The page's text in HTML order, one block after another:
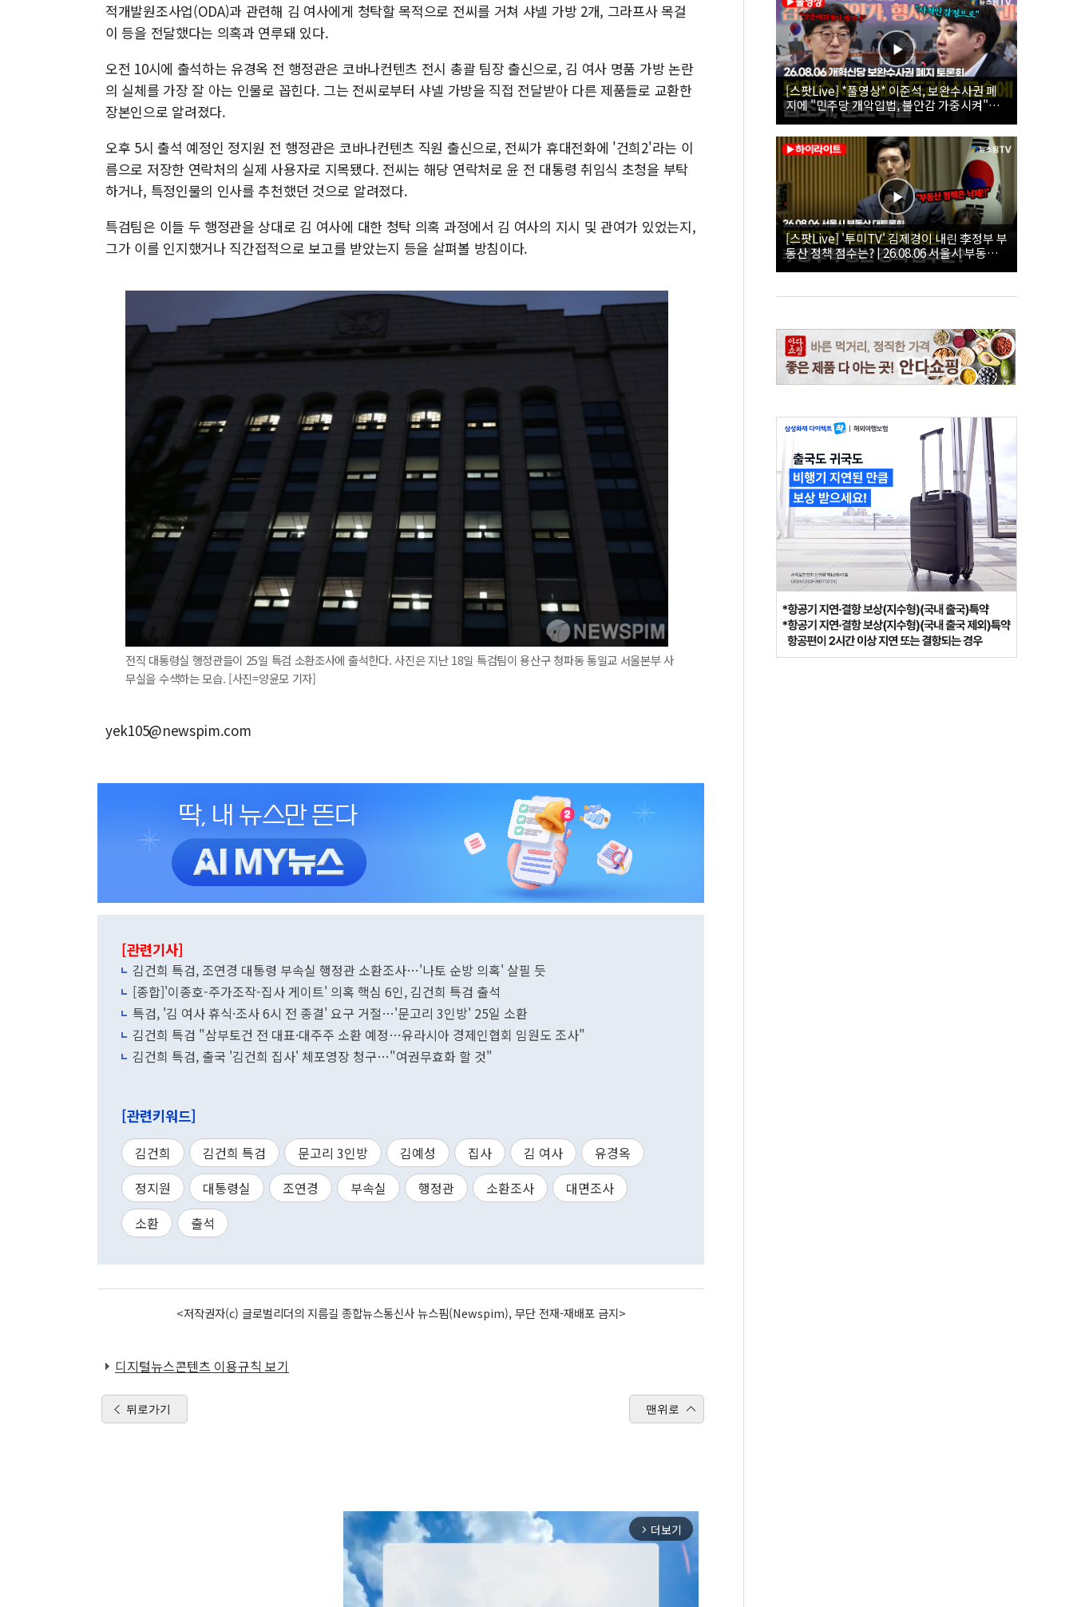
적개발원조사업(ODA)과 관련해 김 여사에게 청탁할 목적으로 전씨를 거쳐 샤넬 가방 2개, 그라프사 목걸
이 등을 전달했다는 의혹과 연루돼 있다.
오전 10시에 출석하는 유경옥 전 행정관은 코바나컨텐츠 전시 총괄 팀장 출신으로, 김 여사 명품 가방 논란
의 실체를 가장 잘 아는 인물로 꼽힌다. 그는 전씨로부터 샤넬 가방을 직접 전달받아 다른 제품들로 교환한
장본인으로 알려졌다.
오후 5시 출석 예정인 정지원 전 행정관은 코바나컨텐츠 직원 출신으로, 전씨가 휴대전화에 '건희2'라는 이
름으로 저장한 연락처의 실제 사용자로 지목됐다. 전씨는 해당 연락처로 윤 전 대통령 취임식 초청을 부탁
하거나, 특정인물의 인사를 추천했던 것으로 알려졌다.
특검팀은 이들 두 행정관을 상대로 김 여사에 대한 청탁 의혹 과정에서 김 여사의 지시 및 관여가 있었는지,
그가 이를 인지했거나 직간접적으로 보고를 받았는지 등을 살펴볼 방침이다.
전직 대통령실 행정관들이 25일 특검 소환조사에 출석한다. 사진은 지난 18일 특검팀이 용산구 청파동 통일교 서울본부 사
무실을 수색하는 모습. [사진=양윤모 기자]
yek105@newspim.com
[관련기사]
김건희 특검, 조연경 대통령 부속실 행정관 소환조사…'나토 순방 의혹' 살필 듯
[종합]'이종호-주가조작-집사 게이트' 의혹 핵심 6인, 김건희 특검 출석
특검, '김 여사 휴식·조사 6시 전 종결' 요구 거절…'문고리 3인방' 25일 소환
김건희 특검 "삼부토건 전 대표·대주주 소환 예정…유라시아 경제인협회 임원도 조사"
김건희 특검, 출국 '김건희 집사' 체포영장 청구…"여권무효화 할 것"
[관련키워드]
김건희 김건희 특검 문고리 3인방 김예성 집사 김 여사
유경옥
정지원
대통령실 조연경 부속실 행정관 소환조사
대면조사
소환
출석
<저작권자(c) 글로벌리더의 지름길 종합뉴스통신사 뉴스핌(Newspim), 무단 전재-재배포 금지>
디지털뉴스콘텐츠 이용규칙 보기
뒤로가기 맨위로
arrow_forward_ios 더보기
[스팟Live] *풀영상* 이준석, 보완수사권 폐
지에 "민주당 개악입법, 불안감 가중시켜"｜
26.08.06 개혁신당 보완수사권 폐지 토론회
[스팟Live] '투미TV' 김제경이 내린 李정부 부
동산 정책 점수는? | 26.08.06 서울시 부동산
대토론회